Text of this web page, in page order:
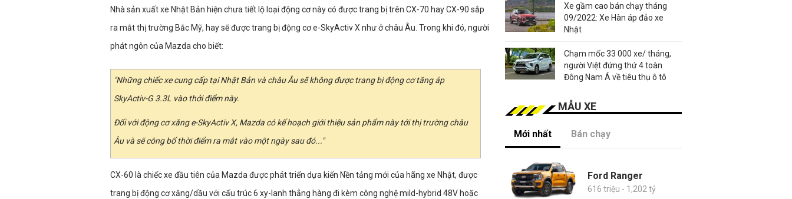
Nhà sản xuất xe Nhật Bản hiện chưa tiết lộ loại động cơ này có được trang bị trên CX-70 hay CX-90 sắp
ra mắt thị trường Bắc Mỹ, hay sẽ được trang bị động cơ e-SkyActiv X như ở châu Âu. Trong khi đó, người
phát ngôn của Mazda cho biết:
"Những chiếc xe cung cấp tại Nhật Bản và châu Âu sẽ không được trang bị động cơ tăng áp
SkyActiv-G 3.3L vào thởi điểm này.
Đối với động cơ xăng e-SkyActiv X, Mazda có kế hoạch giới thiệu sản phẩm này tới thị trường châu
Âu và sẽ công bố thời điểm ra mắt vào một ngày sau đó..."
CX-60 là chiếc xe đầu tiên của Mazda được phát triển dựa kiến Nền tảng mới của hãng xe Nhật, được
trang bị động cơ xăng/dầu với cấu trúc 6 xy-lanh thẳng hàng đi kèm công nghệ mild-hybrid 48V hoặc
Xe gầm cao bán chạy tháng
09/2022: Xe Hàn áp đảo xe
Nhật
Chạm mốc 33 000 xe/ tháng,
người Việt đứng thứ 4 toàn
Đông Nam Á về tiêu thụ ô tô
MẪU XE
Mới nhất Bán chạy
Ford Ranger
616 triệu - 1,202 tỷ